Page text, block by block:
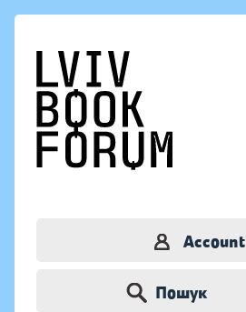
Account
Пошук